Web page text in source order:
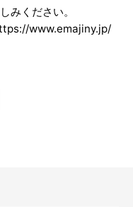
みください。
www.emajiny.jp/